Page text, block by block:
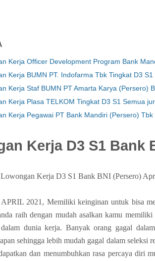
Kerja Officer Development Program Bank
Kerja BUMN PT. Indofarma Tbk Tingkat D3
Kerja Staf BUMN PT Amarta Karya (Persero)
Kerja Plasa TELKOM Tingkat D3 S1 Semua
Kerja Pegawai PT Bank Mandiri (Persero)
Kerja D3 S1 Bank
Kerja D3 S1 Bank BNI (Persero)
2021, Memiliki keinginan untuk bisa
raih dengan mudah asalkan kamu memiliki
dunia kerja. Banyak orang gagal
sehingga lebih mudah gagal dalam seleksi
dan menumbuhkan rasa percaya diri